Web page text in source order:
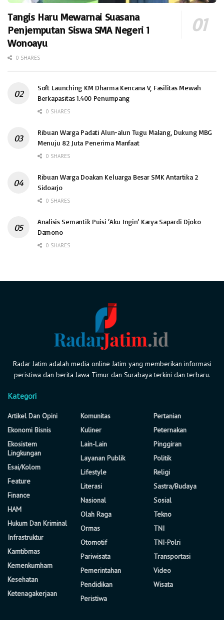
Tangis Haru Mewarnai Suasana
Penjemputan Siswa SMA Negeri 1
Wonoayu
0 SHARES
Soft Launching KM Dharma Kencana V, Fasilitas Mewah
Berkapasitas 1.400 Penumpang
0 SHARES
Ribuan Warga Padati Alun-alun Tugu Malang, Dukung MBG
Menuju 82 Juta Penerima Manfaat
0 SHARES
Ribuan Warga Doakan Keluarga Besar SMK Antartika 2
Sidoarjo
0 SHARES
Analisis Semantik Puisi ‘Aku Ingin’ Karya Sapardi Djoko
Damono
0 SHARES
Radar Jatim adalah media online Jatim yang memberikan informasi
peristiwa dan berita Jawa Timur dan Surabaya terkini dan terbaru.
Kategori
Artikel Dan Opini
Ekonomi Bisnis
Ekosistem
Lingkungan
Esai/Kolom
Feature
Finance
HAM
Hukum Dan Kriminal
Infrastruktur
Kamtibmas
Kemenkumham
Kesehatan
Ketenagakerjaan
Komunitas
Kuliner
Lain-Lain
Layanan Publik
Lifestyle
Literasi
Nasional
Olah Raga
Ormas
Otomotif
Pariwisata
Pemerintahan
Pendidikan
Peristiwa
Pertanian
Peternakan
Pinggiran
Politik
Religi
Sastra/Budaya
Sosial
Tekno
TNI
TNI-Polri
Transportasi
Video
Wisata